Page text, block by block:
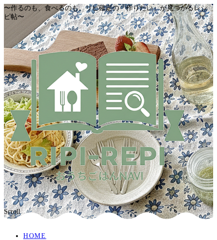
〜作るのも、食べるのも。リピ確定の「作りたい」が見つかるレシ
ピ帖〜
Scroll
HOME